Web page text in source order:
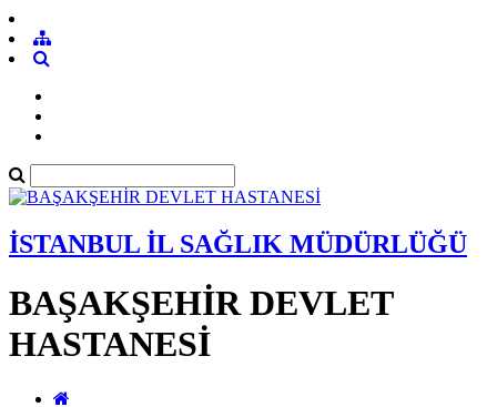
İSTANBUL İL SAĞLIK MÜDÜRLÜĞÜ
BAŞAKŞEHİR DEVLET
HASTANESİ